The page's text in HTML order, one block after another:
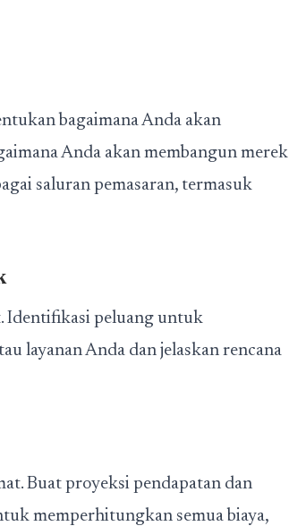
bagaimana Anda akan
Anda akan membangun merek
saluran pemasaran, termasuk
Identifikasi peluang untuk
layanan Anda dan jelaskan rencana
Buat proyeksi pendapatan dan
memperhitungkan semua biaya,